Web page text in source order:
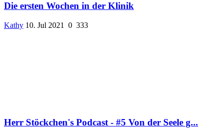
Die ersten Wochen in der Klinik
Kathy 10. Jul 2021 0 333
Herr Stöckchen's Podcast - #5 Von der Seele g...